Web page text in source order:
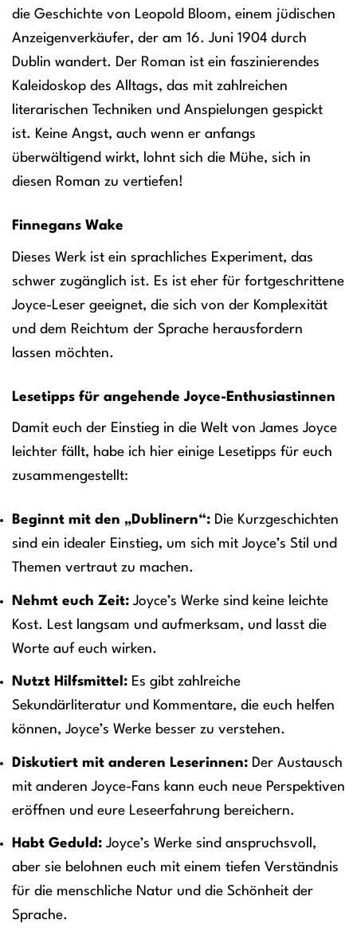
die Geschichte von Leopold Bloom, einem jüdischen
Anzeigenverkäufer, der am 16. Juni 1904 durch
Dublin wandert. Der Roman ist ein faszinierendes
Kaleidoskop des Alltags, das mit zahlreichen
literarischen Techniken und Anspielungen gespickt
ist. Keine Angst, auch wenn er anfangs
überwältigend wirkt, lohnt sich die Mühe, sich in
diesen Roman zu vertiefen!
Finnegans Wake
Dieses Werk ist ein sprachliches Experiment, das
schwer zugänglich ist. Es ist eher für fortgeschrittene
Joyce-Leser geeignet, die sich von der Komplexität
und dem Reichtum der Sprache herausfordern
lassen möchten.
Lesetipps für angehende Joyce-Enthusiastinnen
Damit euch der Einstieg in die Welt von James Joyce
leichter fällt, habe ich hier einige Lesetipps für euch
zusammengestellt:
Beginnt mit den „Dublinern“: Die Kurzgeschichten
sind ein idealer Einstieg, um sich mit Joyce’s Stil und
Themen vertraut zu machen.
Nehmt euch Zeit: Joyce’s Werke sind keine leichte
Kost. Lest langsam und aufmerksam, und lasst die
Worte auf euch wirken.
Nutzt Hilfsmittel: Es gibt zahlreiche
Sekundärliteratur und Kommentare, die euch helfen
können, Joyce’s Werke besser zu verstehen.
Diskutiert mit anderen Leserinnen: Der Austausch
mit anderen Joyce-Fans kann euch neue Perspektiven
eröffnen und eure Leseerfahrung bereichern.
Habt Geduld: Joyce’s Werke sind anspruchsvoll,
aber sie belohnen euch mit einem tiefen Verständnis
für die menschliche Natur und die Schönheit der
Sprache.